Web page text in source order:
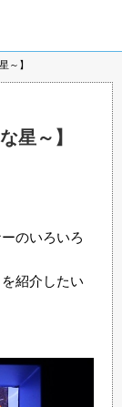
～】
星～】
のいろいろ
紹介したい